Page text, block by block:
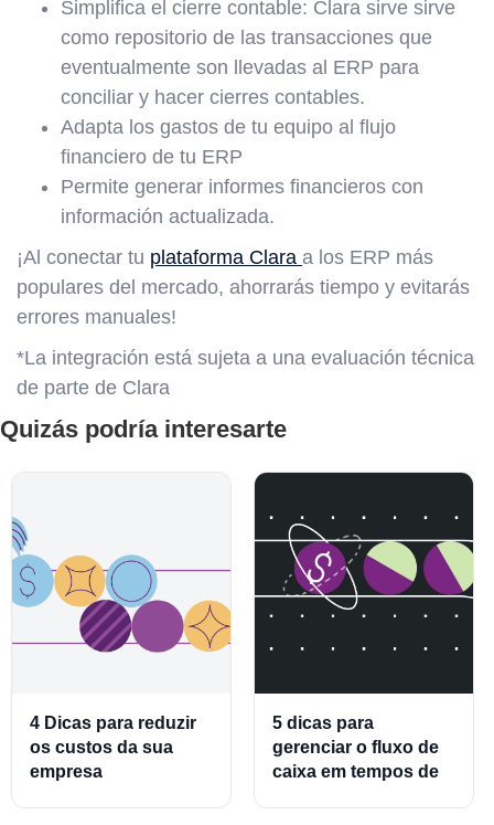
Simplifica el cierre contable: Clara sirve sirve
como repositorio de las transacciones que
eventualmente son llevadas al ERP para
conciliar y hacer cierres contables.
Adapta los gastos de tu equipo al flujo
financiero de tu ERP
Permite generar informes financieros con
información actualizada.
¡Al conectar tu plataforma Clara a los ERP más
populares del mercado, ahorrarás tiempo y evitarás
errores manuales!
*La integración está sujeta a una evaluación técnica
de parte de Clara
Quizás podría interesarte
4 Dicas para reduzir
os custos da sua
empresa
5 dicas para
gerenciar o fluxo de
caixa em tempos de